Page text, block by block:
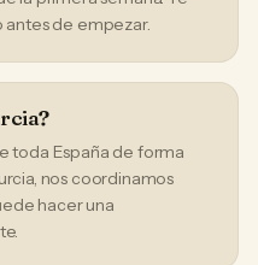
de empezar.
toda España de forma
nos coordinamos
hacer una